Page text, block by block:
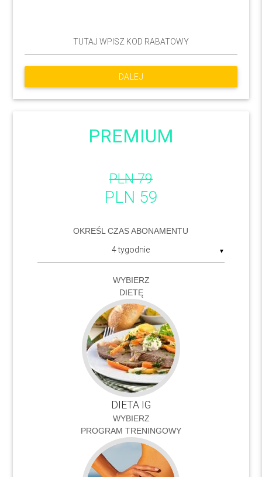
DALEJ
PREMIUM
PLN 79
PLN 59
OKREŚL CZAS ABONAMENTU
▼
WYBIERZ
DIETĘ
DIETA IG
WYBIERZ
PROGRAM TRENINGOWY